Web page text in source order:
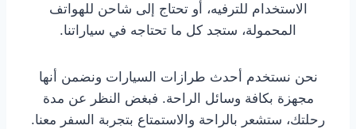
الاستخدام للترفيه، أو تحتاج إلى شاحن للهواتف
المحمولة، ستجد كل ما تحتاجه في سياراتنا.
نحن نستخدم أحدث طرازات السيارات ونضمن أنها
مجهزة بكافة وسائل الراحة. فبغض النظر عن مدة
رحلتك، ستشعر بالراحة والاستمتاع بتجربة السفر معنا.